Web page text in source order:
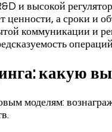
и высокой
ценности, а сроки
коммуникации и
какую
моделям: